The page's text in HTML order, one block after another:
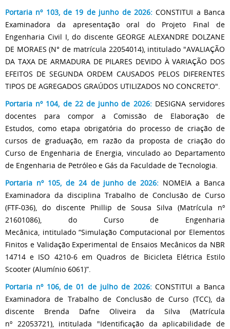
Portaria nº 103, de 19 de junho de 2026: CONSTITUI a Banca
Examinadora da apresentação oral do Projeto Final de
Engenharia Civil I, do discente GEORGE ALEXANDRE DOLZANE
DE MORAES (N° de matrícula 22054014), intitulado "AVALIAÇÃO
DA TAXA DE ARMADURA DE PILARES DEVIDO À VARIAÇÃO DOS
EFEITOS DE SEGUNDA ORDEM CAUSADOS PELOS DIFERENTES
TIPOS DE AGREGADOS GRAÚDOS UTILIZADOS NO CONCRETO".
Portaria nº 104, de 22 de junho de 2026: DESIGNA servidores
docentes para compor a Comissão de Elaboração de
Estudos, como etapa obrigatória do processo de criação de
cursos de graduação, em razão da proposta de criação do
Curso de Engenharia de Energia, vinculado ao Departamento
de Engenharia de Petróleo e Gás da Faculdade de Tecnologia.
Portaria nº 105, de 24 de junho de 2026: NOMEIA a Banca
Examinadora da disciplina Trabalho de Conclusão de Curso
(FTF-036), do discente Phillip de Sousa Silva (Matrícula nº
21601086), do Curso de Engenharia
Mecânica, intitulado “Simulação Computacional por Elementos
Finitos e Validação Experimental de Ensaios Mecânicos da NBR
14714 e ISO 4210-6 em Quadros de Bicicleta Elétrica Estilo
Scooter (Alumínio 6061)”.
Portaria nº 106, de 01 de julho de 2026: CONSTITUI a Banca
Examinadora de Trabalho de Conclusão de Curso (TCC), da
discente Brenda Dafne Oliveira da Silva (Matrícula
nº 22053721), intitulada "Identificação da aplicabilidade de